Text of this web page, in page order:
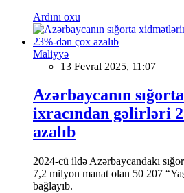
Ardını oxu
Maliyyə
13 Fevral 2025, 11:07
Azərbaycanın
ixracından gəlirləri
azalıb
2024-cü ildə Azərbaycandakı
7,2 milyon manat olan 50 207
bağlayıb.